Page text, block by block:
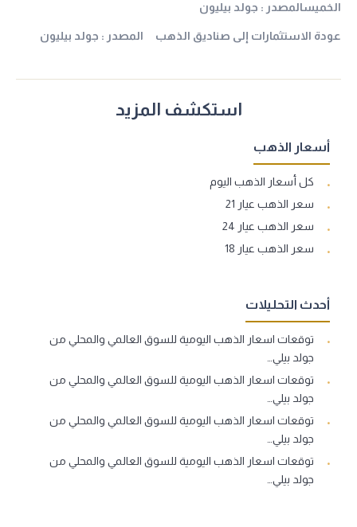
الخميسالمصدر : جولد بيليون
عودة الاستثمارات إلى صناديق الذهب المصدر : جولد بيليون
استكشف المزيد
أسعار الذهب
كل أسعار الذهب اليوم
سعر الذهب عيار 21
سعر الذهب عيار 24
سعر الذهب عيار 18
أحدث التحليلات
توقعات اسعار الذهب اليومية للسوق العالمي والمحلي من
جولد بيلي…
توقعات اسعار الذهب اليومية للسوق العالمي والمحلي من
جولد بيلي…
توقعات اسعار الذهب اليومية للسوق العالمي والمحلي من
جولد بيلي…
توقعات اسعار الذهب اليومية للسوق العالمي والمحلي من
جولد بيلي…